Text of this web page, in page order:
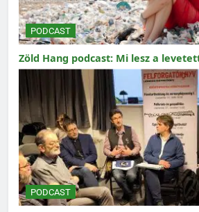
PODCAST
Zöld Hang podcast: Mi lesz a
PODCAST